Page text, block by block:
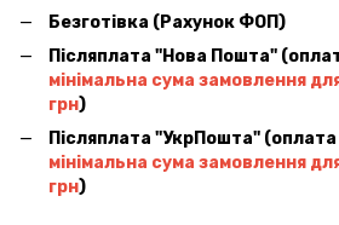
Безготівка (Рахунок ФОП)
Післяплата ''Нова Пошта''
мінімальна сума замовлення
грн)
Післяплата ''УкрПошта''
мінімальна сума замовлення
грн)